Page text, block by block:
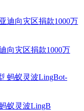
向灾区捐款1000万
蚁灵波LingB